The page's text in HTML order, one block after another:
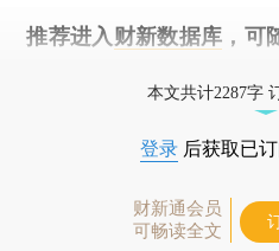
推荐进入 财新数据库 ，可
本文共计2287字
登录 后获取已
财新通会员
可畅读全文